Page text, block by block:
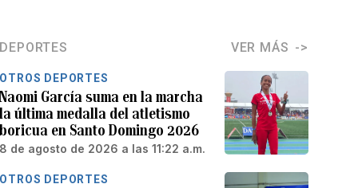
DEPORTES VER MÁS
OTROS DEPORTES
Naomi García suma en la marcha
la última medalla del atletismo
boricua en Santo Domingo 2026
8 de agosto de 2026 a las 11:22 a.m.
OTROS DEPORTES